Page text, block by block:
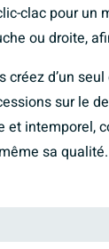
clac pour un
ou droite,
d’un
sur le
et intemporel,
sa qualité.